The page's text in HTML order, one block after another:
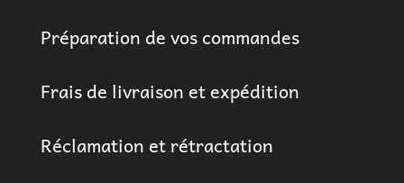
Préparation de vos commandes
Frais de livraison et expédition
Réclamation et rétractation